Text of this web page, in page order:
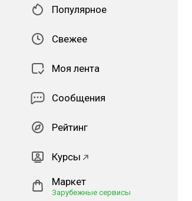
Популярное
Свежее
Моя лента
Сообщения
Рейтинг
Курсы
Маркет
Зарубежные сервисы